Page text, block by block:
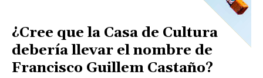
¿Cree que la Casa de Cultura
debería llevar el nombre de
Francisco Guillem Castaño?